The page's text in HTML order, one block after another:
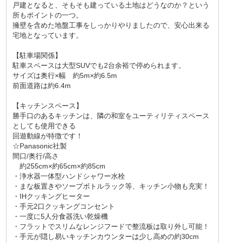
戸建となると、そもそも建っている土地はどうなのか？という
所もポイントの一つ。
擁壁を含めた地盤工事をしっかりやりましたので、安心出来る
宅地となっています。
【駐車場関係】
駐車スペースは大型SUVでも2台余裕で停められます。
サイズは奥行×幅 約5m×約6.5m
前面道路は約6.4m
【キッチンスペース】
勝手口のあるキッチンは、隣の和室をユーティリティスペース
としても使用できる
回遊動線が特徴です！
☆Panasonic社製
間口/奥行/高さ
約255cm×約65cm×約85cm
・浄水器一体型ハンドシャワー水栓
・まな板置きやソープボトルラック等、キッチン小物も充実！
・IHクッキングヒーター
・手元2口クッキングコンセント
・一度に5人分食器洗い乾燥機
・フラットでスリムなレンジフードで整流板は取り外し可能！
・手元が隠し易いキッチンカウンターは少し高めの約30cm